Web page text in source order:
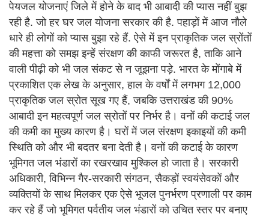
पेयजल योजनाएं जिले में होने के बाद भी आबादी की प्यास नहीं बुझ
रही है. जो हर घर जल योजना सरकार की है. पहाड़ों में आज नौले
धारे ही लोगों को प्यास बुझा रहे हैं. ऐसे में इन प्राकृतिक जल स्रोंतों
की महत्ता को समझ इन्हें संरक्षण की काफी जरूरत है, ताकि आने
वाली पीढ़ी को भी जल संकट से न जूझना पड़े. भारत के मोंगाबे में
प्रकाशित एक लेख के अनुसार, हाल के वर्षों में लगभग 12,000
प्राकृतिक जल स्रोत सूख गए हैं, जबकि उत्तराखंड की 90%
आबादी इन महत्वपूर्ण जल स्रोतों पर निर्भर है। वनों की कटाई जल
की कमी का मुख्य कारण है। घरों में जल संरक्षण इकाइयों की कमी
स्थिति को और भी बदतर बना देती है। वनों की कटाई के कारण
भूमिगत जल भंडारों का रखरखाव मुश्किल हो जाता है। सरकारी
अधिकारी, विभिन्न गैर-सरकारी संगठन, सैकड़ों स्वयंसेवकों और
व्यक्तियों के साथ मिलकर एक ऐसे भूजल पुनर्भरण प्रणाली पर काम
कर रहे हैं जो भूमिगत पर्वतीय जल भंडारों को उचित स्तर पर बनाए